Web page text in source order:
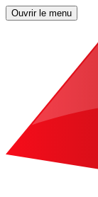
Ouvrir le menu